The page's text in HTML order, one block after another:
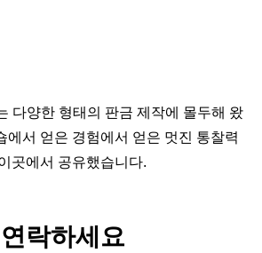
다양한 형태의 판금 제작에 몰두해 왔
에서 얻은 경험에서 얻은 멋진 통찰력
곳에서 공유했습니다.
연락하세요